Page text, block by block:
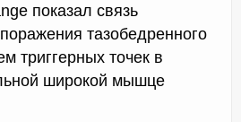
показал связь
тазобедренного
триггерных точек в
широкой мышце